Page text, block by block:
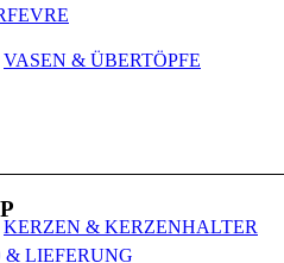
VASEN & ÜBERTÖPFE
KERZEN & KERZENHALTER
& LIEFERUNG